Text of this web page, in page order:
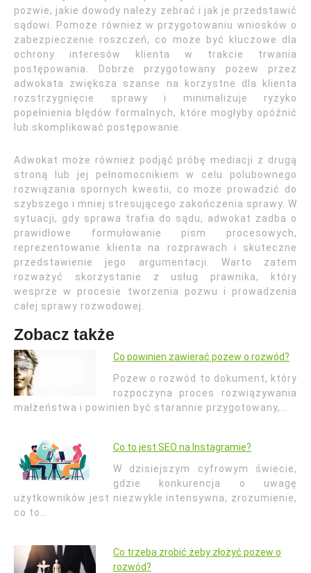
pozwie, jakie dowody należy zebrać i jak je przedstawić
sądowi. Pomoże również w przygotowaniu wniosków o
zabezpieczenie roszczeń, co może być kluczowe dla
ochrony interesów klienta w trakcie trwania
postępowania. Dobrze przygotowany pozew przez
adwokata zwiększa szanse na korzystne dla klienta
rozstrzygnięcie sprawy i minimalizuje ryzyko
popełnienia błędów formalnych, które mogłyby opóźnić
lub skomplikować postępowanie.
Adwokat może również podjąć próbę mediacji z drugą
stroną lub jej pełnomocnikiem w celu polubownego
rozwiązania spornych kwestii, co może prowadzić do
szybszego i mniej stresującego zakończenia sprawy. W
sytuacji, gdy sprawa trafia do sądu, adwokat zadba o
prawidłowe formułowanie pism procesowych,
reprezentowanie klienta na rozprawach i skuteczne
przedstawienie jego argumentacji. Warto zatem
rozważyć skorzystanie z usług prawnika, który
wesprze w procesie tworzenia pozwu i prowadzenia
całej sprawy rozwodowej.
Zobacz także
Co powinien zawierać pozew o rozwód?
Pozew o rozwód to dokument, który
rozpoczyna proces rozwiązywania
małżeństwa i powinien być starannie przygotowany,…
Co to jest SEO na Instagramie?
W dzisiejszym cyfrowym świecie,
gdzie konkurencja o uwagę
użytkowników jest niezwykle intensywna, zrozumienie,
co to…
Co trzeba zrobić żeby złożyć pozew o
rozwód?